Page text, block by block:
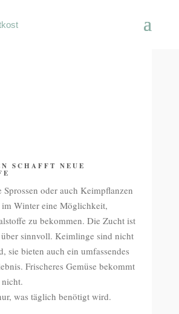
SCHAFFT NEUE
Sprossen oder auch Keimpflanzen
im Winter eine Möglichkeit,
zu bekommen. Die Zucht ist
über sinnvoll. Keimlinge sind nicht
sie bieten auch ein umfassendes
Frischeres Gemüse bekommt
was täglich benötigt wird.